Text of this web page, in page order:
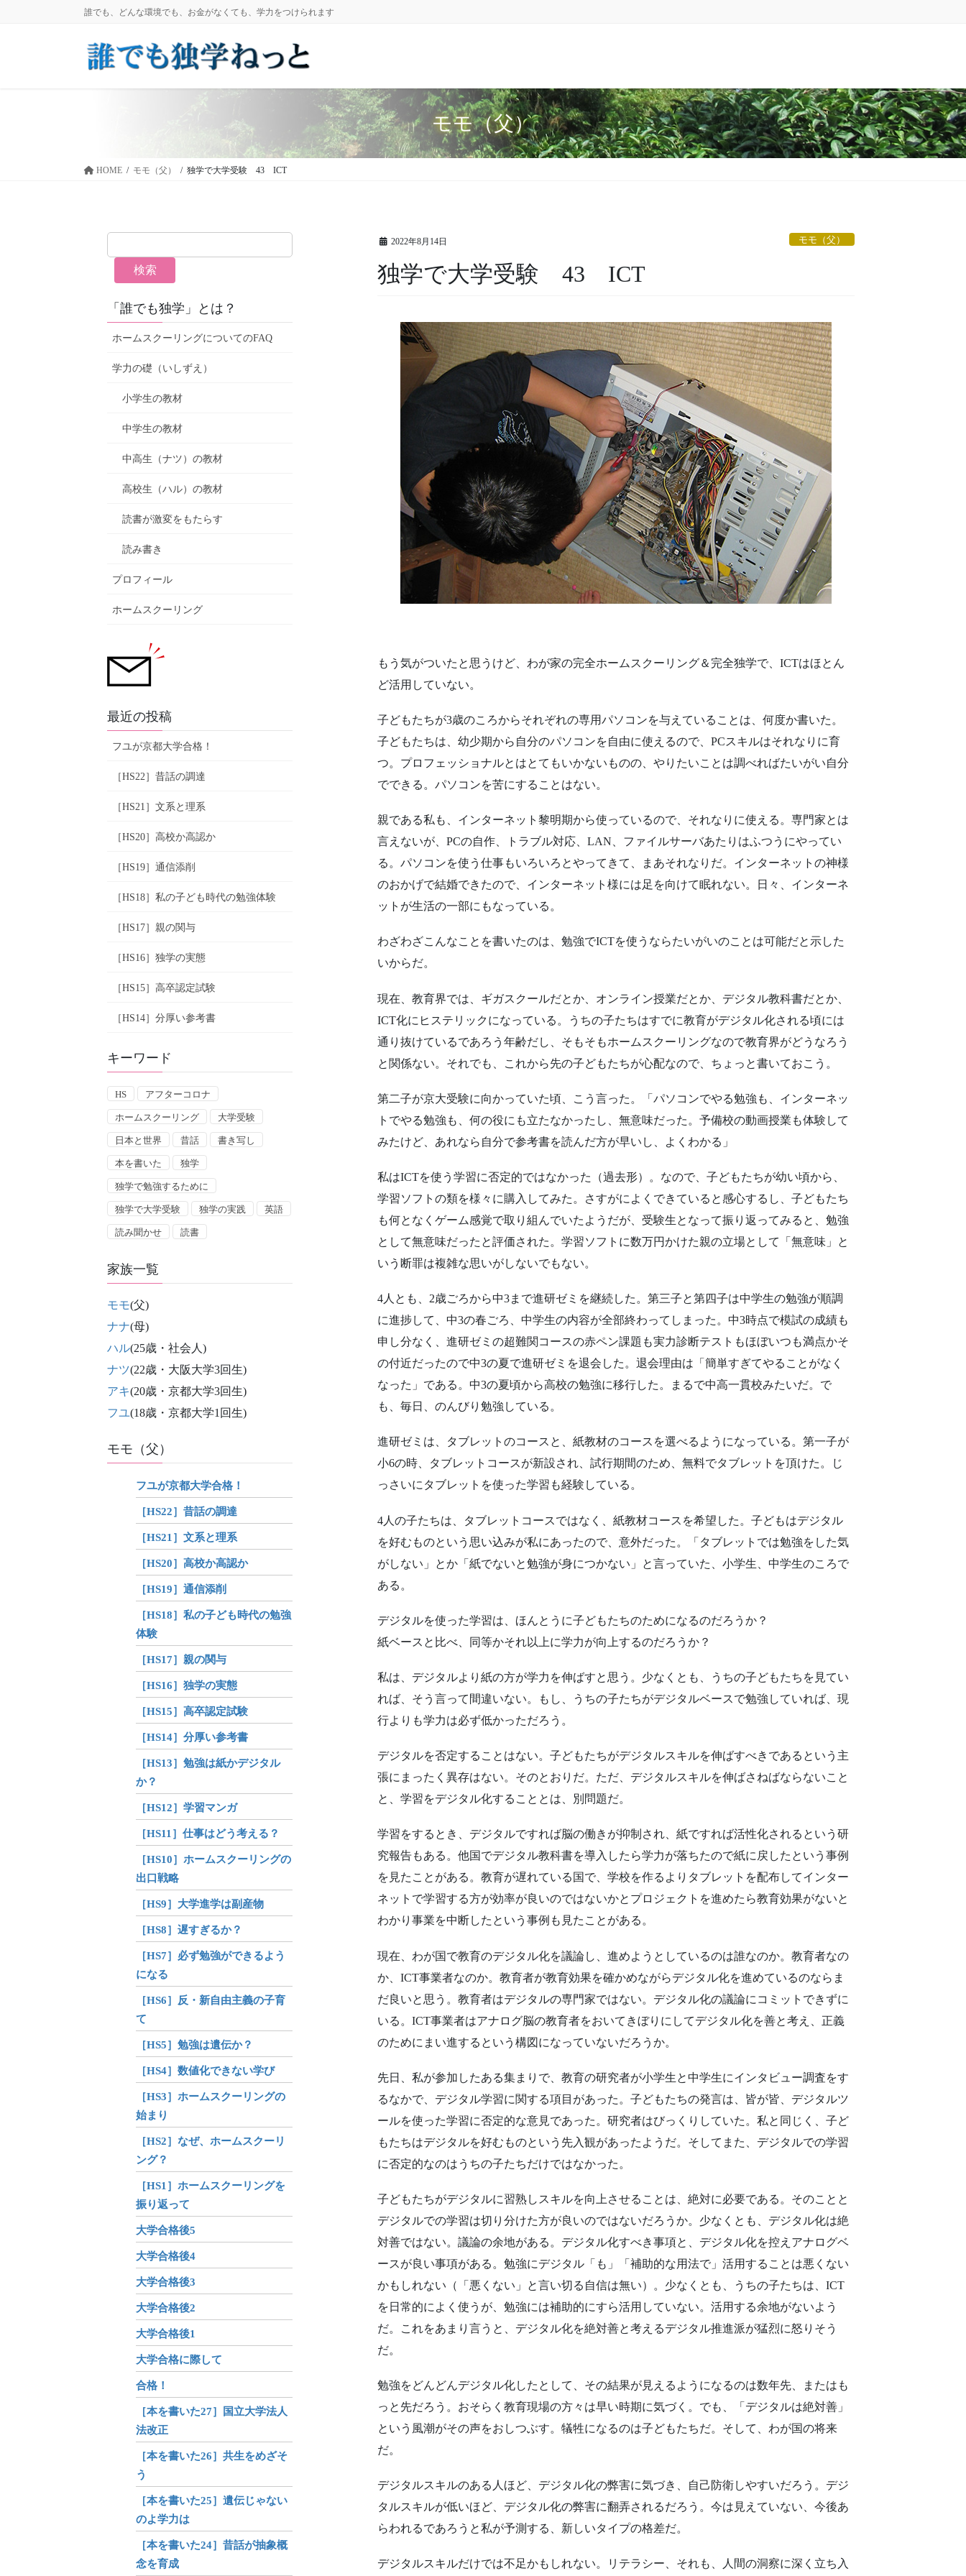
誰でも、どんな環境でも、お金がなくても、学力をつけられます
モモ（父）
HOME モモ（父） 独学で大学受験 43 ICT
2022年8月14日 モモ（父）
独学で大学受験 43 ICT
もう気がついたと思うけど、わが家の完全ホームスクーリング＆完全独学で、ICTはほとん
ど活用していない。
子どもたちが3歳のころからそれぞれの専用パソコンを与えていることは、何度か書いた。
子どもたちは、幼少期から自分のパソコンを自由に使えるので、PCスキルはそれなりに育
つ。プロフェッショナルとはとてもいかないものの、やりたいことは調べればたいがい自分
でできる。パソコンを苦にすることはない。
親である私も、インターネット黎明期から使っているので、それなりに使える。専門家とは
言えないが、PCの自作、トラブル対応、LAN、ファイルサーバあたりはふつうにやってい
る。パソコンを使う仕事もいろいろとやってきて、まあそれなりだ。インターネットの神様
のおかげで結婚できたので、インターネット様には足を向けて眠れない。日々、インターネ
ットが生活の一部にもなっている。
わざわざこんなことを書いたのは、勉強でICTを使うならたいがいのことは可能だと示した
いからだ。
現在、教育界では、ギガスクールだとか、オンライン授業だとか、デジタル教科書だとか、
ICT化にヒステリックになっている。うちの子たちはすでに教育がデジタル化される頃には
通り抜けているであろう年齢だし、そもそもホームスクーリングなので教育界がどうなろう
と関係ない。それでも、これから先の子どもたちが心配なので、ちょっと書いておこう。
第二子が京大受験に向かっていた頃、こう言った。「パソコンでやる勉強も、インターネッ
トでやる勉強も、何の役にも立たなかったし、無意味だった。予備校の動画授業も体験して
みたけど、あれなら自分で参考書を読んだ方が早いし、よくわかる」
私はICTを使う学習に否定的ではなかった（過去形）。なので、子どもたちが幼い頃から、
学習ソフトの類を様々に購入してみた。さすがによくできていると感心するし、子どもたち
も何となくゲーム感覚で取り組んでいたようだが、受験生となって振り返ってみると、勉強
として無意味だったと評価された。学習ソフトに数万円かけた親の立場として「無意味」と
いう断罪は複雑な思いがしないでもない。
4人とも、2歳ごろから中3まで進研ゼミを継続した。第三子と第四子は中学生の勉強が順調
に進捗して、中3の春ごろ、中学生の内容が全部終わってしまった。中3時点で模試の成績も
申し分なく、進研ゼミの超難関コースの赤ペン課題も実力診断テストもほぼいつも満点かそ
の付近だったので中3の夏で進研ゼミを退会した。退会理由は「簡単すぎてやることがなく
なった」である。中3の夏頃から高校の勉強に移行した。まるで中高一貫校みたいだ。で
も、毎日、のんびり勉強している。
進研ゼミは、タブレットのコースと、紙教材のコースを選べるようになっている。第一子が
小6の時、タブレットコースが新設され、試行期間のため、無料でタブレットを頂けた。じ
っさいにタブレットを使った学習も経験している。
4人の子たちは、タブレットコースではなく、紙教材コースを希望した。子どもはデジタル
を好むものという思い込みが私にあったので、意外だった。「タブレットでは勉強をした気
がしない」とか「紙でないと勉強が身につかない」と言っていた、小学生、中学生のころで
ある。
デジタルを使った学習は、ほんとうに子どもたちのためになるのだろうか？
紙ベースと比べ、同等かそれ以上に学力が向上するのだろうか？
私は、デジタルより紙の方が学力を伸ばすと思う。少なくとも、うちの子どもたちを見てい
れば、そう言って間違いない。もし、うちの子たちがデジタルベースで勉強していれば、現
行よりも学力は必ず低かっただろう。
デジタルを否定することはない。子どもたちがデジタルスキルを伸ばすべきであるという主
張にまったく異存はない。そのとおりだ。ただ、デジタルスキルを伸ばさねばならないこと
と、学習をデジタル化することとは、別問題だ。
学習をするとき、デジタルですれば脳の働きが抑制され、紙ですれば活性化されるという研
究報告もある。他国でデジタル教科書を導入したら学力が落ちたので紙に戻したという事例
を見たことがある。教育が遅れている国で、学校を作るよりタブレットを配布してインター
ネットで学習する方が効率が良いのではないかとプロジェクトを進めたら教育効果がないと
わかり事業を中断したという事例も見たことがある。
現在、わが国で教育のデジタル化を議論し、進めようとしているのは誰なのか。教育者なの
か、ICT事業者なのか。教育者が教育効果を確かめながらデジタル化を進めているのならま
だ良いと思う。教育者はデジタルの専門家ではない。デジタル化の議論にコミットできずに
いる。ICT事業者はアナログ脳の教育者をおいてきぼりにしてデジタル化を善と考え、正義
のためにまい進するという構図になっていないだろうか。
先日、私が参加したある集まりで、教育の研究者が小学生と中学生にインタビュー調査をす
るなかで、デジタル学習に関する項目があった。子どもたちの発言は、皆が皆、デジタルツ
ールを使った学習に否定的な意見であった。研究者はびっくりしていた。私と同じく、子ど
もたちはデジタルを好むものという先入観があったようだ。そしてまた、デジタルでの学習
に否定的なのはうちの子たちだけではなかった。
子どもたちがデジタルに習熟しスキルを向上させることは、絶対に必要である。そのことと
デジタルでの学習は切り分けた方が良いのではないだろうか。少なくとも、デジタル化は絶
対善ではない。議論の余地がある。デジタル化すべき事項と、デジタル化を控えアナログベ
ースが良い事項がある。勉強にデジタル「も」「補助的な用法で」活用することは悪くない
かもしれない（「悪くない」と言い切る自信は無い）。少なくとも、うちの子たちは、ICT
を日常的によく使うが、勉強には補助的にすら活用していない。活用する余地がないよう
だ。これをあまり言うと、デジタル化を絶対善と考えるデジタル推進派が猛烈に怒りそう
だ。
勉強をどんどんデジタル化したとして、その結果が見えるようになるのは数年先、またはも
っと先だろう。おそらく教育現場の方々は早い時期に気づく。でも、「デジタルは絶対善」
という風潮がその声をおしつぶす。犠牲になるのは子どもたちだ。そして、わが国の将来
だ。
デジタルスキルのある人ほど、デジタル化の弊害に気づき、自己防衛しやすいだろう。デジ
タルスキルが低いほど、デジタル化の弊害に翻弄されるだろう。今は見えていない、今後あ
らわれるであろうと私が予測する、新しいタイプの格差だ。
デジタルスキルだけでは不足かもしれない。リテラシー、それも、人間の洞察に深く立ち入
検索
「誰でも独学」とは？
ホームスクーリングについてのFAQ
学力の礎（いしずえ）
小学生の教材
中学生の教材
中高生（ナツ）の教材
高校生（ハル）の教材
読書が激変をもたらす
読み書き
プロフィール
ホームスクーリング
最近の投稿
フユが京都大学合格！
［HS22］昔話の調達
［HS21］文系と理系
［HS20］高校か高認か
［HS19］通信添削
［HS18］私の子ども時代の勉強体験
［HS17］親の関与
［HS16］独学の実態
［HS15］高卒認定試験
［HS14］分厚い参考書
キーワード
HS アフターコロナ
ホームスクーリング 大学受験
日本と世界 昔話 書き写し
本を書いた 独学
独学で勉強するために
独学で大学受験 独学の実践 英語
読み聞かせ 読書
家族一覧
モモ(父)
ナナ(母)
ハル(25歳・社会人)
ナツ(22歳・大阪大学3回生)
アキ(20歳・京都大学3回生)
フユ(18歳・京都大学1回生)
モモ（父）
フユが京都大学合格！
［HS22］昔話の調達
［HS21］文系と理系
［HS20］高校か高認か
［HS19］通信添削
［HS18］私の子ども時代の勉強
体験
［HS17］親の関与
［HS16］独学の実態
［HS15］高卒認定試験
［HS14］分厚い参考書
［HS13］勉強は紙かデジタル
か？
［HS12］学習マンガ
［HS11］仕事はどう考える？
［HS10］ホームスクーリングの
出口戦略
［HS9］大学進学は副産物
［HS8］遅すぎるか？
［HS7］必ず勉強ができるよう
になる
［HS6］反・新自由主義の子育
て
［HS5］勉強は遺伝か？
［HS4］数値化できない学び
［HS3］ホームスクーリングの
始まり
［HS2］なぜ、ホームスクーリ
ング？
［HS1］ホームスクーリングを
振り返って
大学合格後5
大学合格後4
大学合格後3
大学合格後2
大学合格後1
大学合格に際して
合格！
［本を書いた27］国立大学法人
法改正
［本を書いた26］共生をめざそ
う
［本を書いた25］遺伝じゃない
のよ学力は
［本を書いた24］昔話が抽象概
念を育成